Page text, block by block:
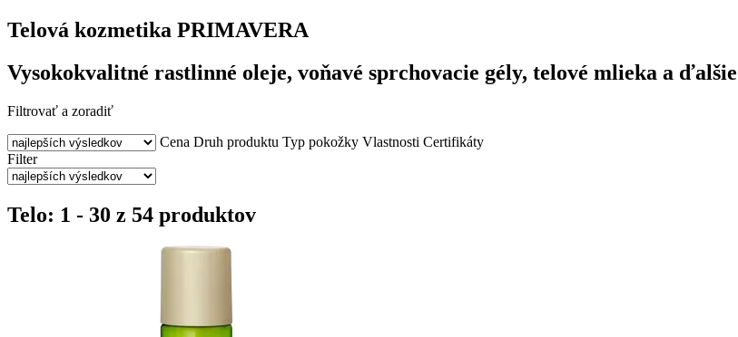
Telová kozmetika PRIMAVERA
Vysokokvalitné rastlinné oleje, voňavé sprchovacie gély, telové mlieka a ďalšie
Filtrovať a zoradiť
Cena Druh produktu Typ pokožky Vlastnosti Certifikáty
Filter
Telo: 1 - 30 z 54 produktov